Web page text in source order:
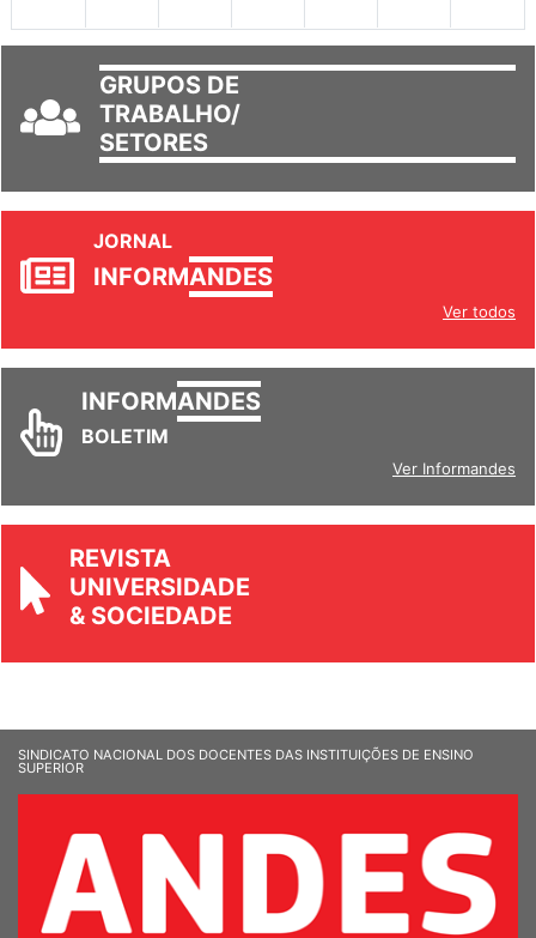
GRUPOS DE
TRABALHO/
SETORES
JORNAL
INFORMANDES
Ver todos
INFORMANDES
BOLETIM
Ver Informandes
REVISTA
UNIVERSIDADE
& SOCIEDADE
SINDICATO NACIONAL DOS DOCENTES DAS INSTITUIÇÕES DE ENSINO
SUPERIOR